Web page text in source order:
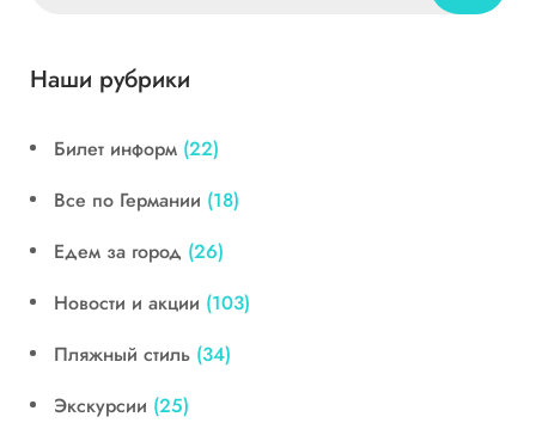
Наши рубрики
Билет информ (22)
Все по Германии (18)
Едем за город (26)
Новости и акции (103)
Пляжный стиль (34)
Экскурсии (25)